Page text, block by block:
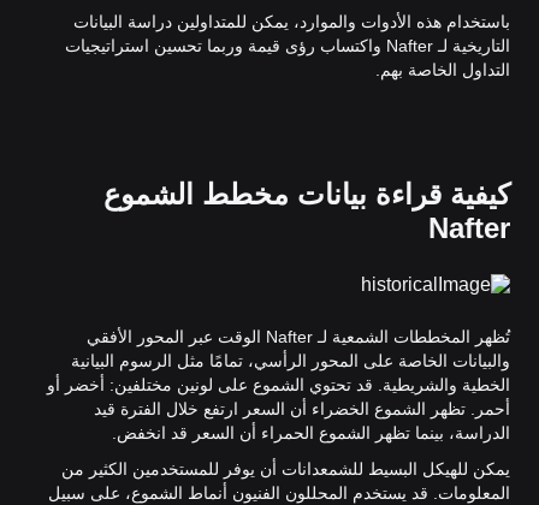
باستخدام هذه الأدوات والموارد، يمكن للمتداولين دراسة البيانات
التاريخية لـ Nafter واكتساب رؤى قيمة وربما تحسين استراتيجيات
التداول الخاصة بهم.
كيفية قراءة بيانات مخطط الشموع
Nafter
تُظهر المخططات الشمعية لـ Nafter الوقت عبر المحور الأفقي
والبيانات الخاصة على المحور الرأسي، تمامًا مثل الرسوم البيانية
الخطية والشريطية. قد تحتوي الشموع على لونين مختلفين: أخضر أو
أحمر. تظهر الشموع الخضراء أن السعر ارتفع خلال الفترة قيد
الدراسة، بينما تظهر الشموع الحمراء أن السعر قد انخفض.
يمكن للهيكل البسيط للشمعدانات أن يوفر للمستخدمين الكثير من
المعلومات. قد يستخدم المحللون الفنيون أنماط الشموع، على سبيل